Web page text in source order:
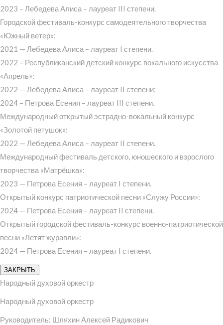
2023 – Лебедева Алиса – лауреат III степени.
Городской фестиваль-конкурс самодеятельного творчества
«Южный ветер»:
2021 — Лебедева Алиса – лауреат I степени.
2022 – Республиканский детский конкурс вокального искусства
«Апрель»:
2022 — Лебедева Алиса – лауреат II степени;
2024 – Петрова Есения – лауреат III степени.
Международный открытый эстрадно-вокальный конкурс
«Золотой петушок»:
2022 — Лебедева Алиса – лауреат II степени.
Международный фестиваль детского, юношеского и взрослого
творчества «Матрёшка»:
2023 — Петрова Есения – лауреат I степени.
Открытый конкурс патриотической песни «Служу России»:
2024 — Петрова Есения – лауреат II степени.
Открытый городской фестиваль-конкурс военно-патриотической
песни «Летят журавли»:
2024 — Петрова Есения – лауреат I степени.
ЗАКРЫТЬ
Народный духовой оркестр
Народный духовой оркестр
Руководитель: Шляхин Алексей Радикович